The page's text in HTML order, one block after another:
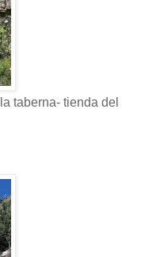
taberna- tienda del